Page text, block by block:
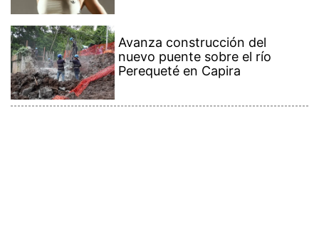
Avanza construcción del
nuevo puente sobre el río
Perequeté en Capira